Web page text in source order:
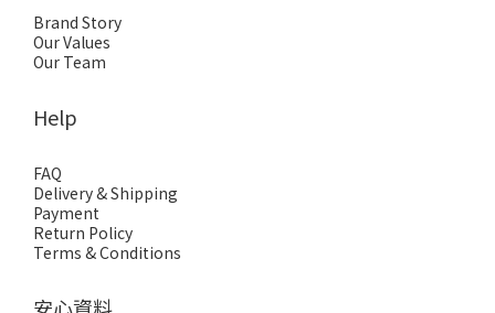
Brand Story
Our Values
Our Team
Help
FAQ
Delivery & Shipping
Payment
Return Policy
Terms & Conditions